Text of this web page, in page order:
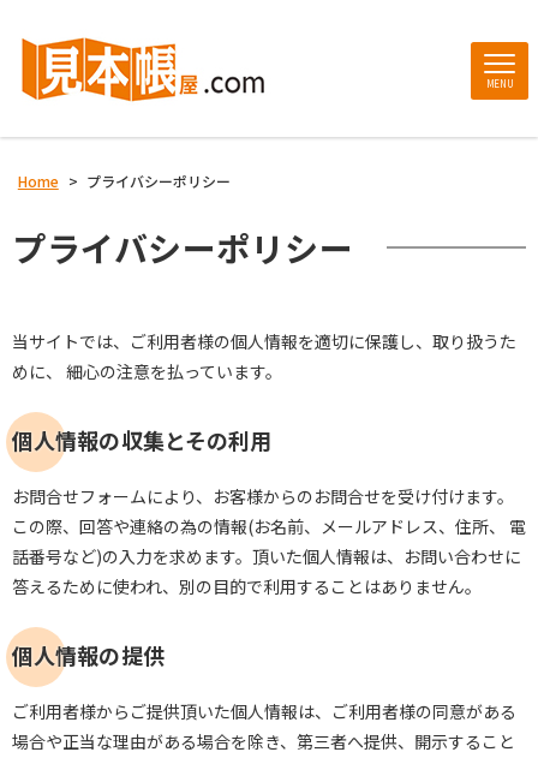
MENU
Home > プライバシーポリシー
プライバシーポリシー
当サイトでは、ご利用者様の個人情報を適切に保護し、取り扱うた
めに、 細心の注意を払っています。
個人情報の収集とその利用
お問合せフォームにより、お客様からのお問合せを受け付けます。
この際、回答や連絡の為の情報(お名前、メールアドレス、住所、 電
話番号など)の入力を求めます。頂いた個人情報は、お問い合わせに
答えるために使われ、別の目的で利用することはありません。
個人情報の提供
ご利用者様からご提供頂いた個人情報は、ご利用者様の同意がある
場合や正当な理由がある場合を除き、第三者へ提供、開示すること